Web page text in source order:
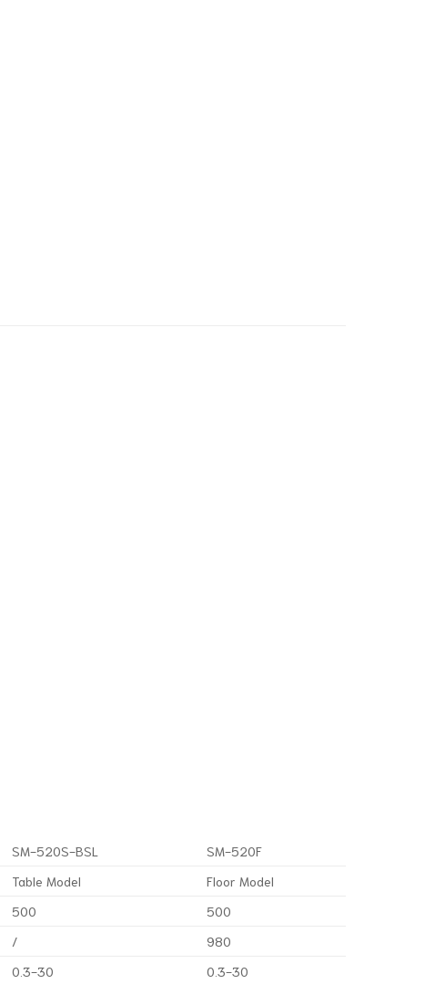
SM-520S-BSL
SM-520F
Table Model
Floor Model
500
500
/
980
0.3-30 0.3-30